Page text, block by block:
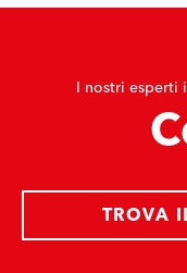
I nostri esperti
TROVA